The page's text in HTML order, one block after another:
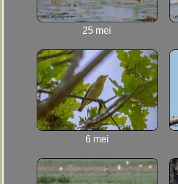
25 mei
6 mei